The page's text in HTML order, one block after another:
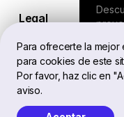
Para ofrecerte la mejor
para cookies de este
Por favor, haz clic en
aviso.
y
Legal